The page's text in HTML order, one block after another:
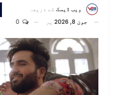
ویب ڈیسک کے ذریعہ
جون 8, 2026
پر